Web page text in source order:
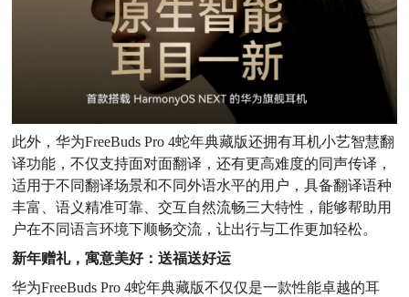
此外，华为FreeBuds Pro 4蛇年典藏版还拥有耳机小艺智慧翻
译功能，不仅支持面对面翻译，还有更高难度的同声传译，
适用于不同翻译场景和不同外语水平的用户，具备翻译语种
丰富、语义精准可靠、交互自然流畅三大特性，能够帮助用
户在不同语言环境下顺畅交流，让出行与工作更加轻松。
新年赠礼，寓意美好：送福送好运
华为FreeBuds Pro 4蛇年典藏版不仅仅是一款性能卓越的耳